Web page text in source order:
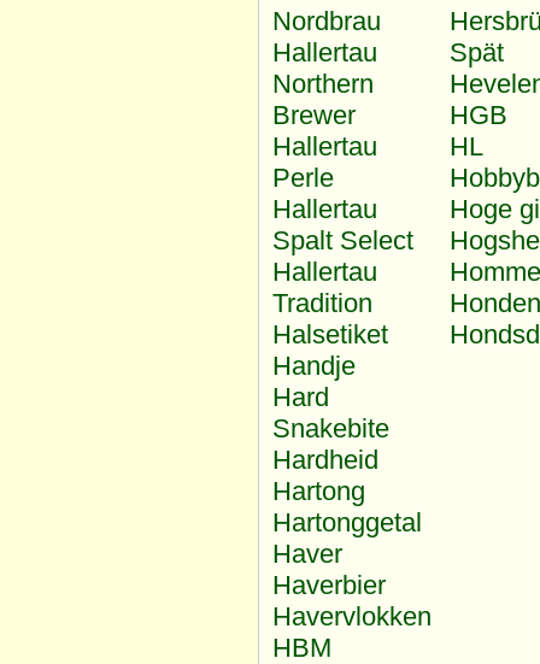
Nordbrau
Hallertau
Northern
Brewer
Hallertau
Perle
Hallertau
Spalt Select
Hallertau
Tradition
Halsetiket
Handje
Hard
Snakebite
Hardheid
Hartong
Hartonggetal
Haver
Haverbier
Havervlokken
HBM
Spät
HGB
HL
Hoge